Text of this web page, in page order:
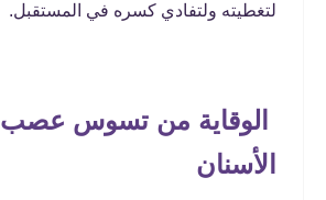
لتغطيته ولتفادي كسره في المستقبل.
الوقاية من تسوس عصب
الأسنان